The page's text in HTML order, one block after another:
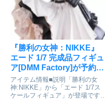
『勝利の女神：NIKKE』
エード 1/7 完成品フィギュ
ア[DMM Factory]が予約受
付開始
アイテム情報■説明「勝利の女
神:NIKKE」から「エード 1/7ス
ケールフィギュア」が登場です！